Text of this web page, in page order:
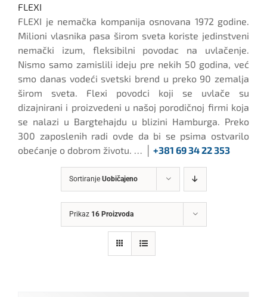
FLEXI
FLEXI je nemačka kompanija osnovana 1972 godine.
Milioni vlasnika pasa širom sveta koriste jedinstveni
nemački izum, fleksibilni povodac na uvlačenje.
Nismo samo zamislili ideju pre nekih 50 godina, već
smo danas vodeći svetski brend u preko 90 zemalja
širom sveta. Flexi povodci koji se uvlače su
dizajnirani i proizvedeni u našoj porodičnoj firmi koja
se nalazi u Bargtehajdu u blizini Hamburga. Preko
300 zaposlenih radi ovde da bi se psima ostvarilo
obećanje o dobrom životu. … │
+381 69 34 22 353
Sortiranje Uobičajeno
Prikaz 16 Proizvoda